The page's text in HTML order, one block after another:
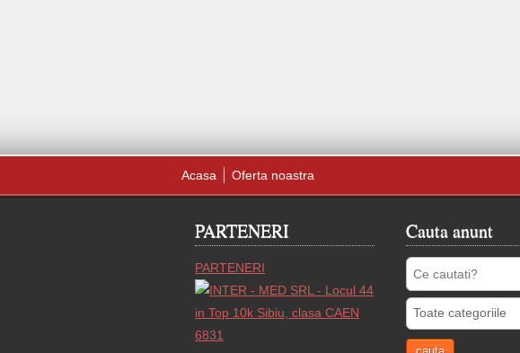
Acasa Oferta noastra
PARTENERI
PARTENERI
Cauta anunt
Toate categoriile